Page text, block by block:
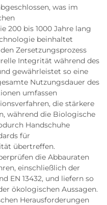
was im
200 bis 1000 Jahre lang
beinhaltet
Zersetzungsprozess
Integrität während des
gewährleistet so eine
Nutzungsdauer des
umfassen
die stärkere
während die Biologische
Handschuhe
für
übertreffen.
die Abbauraten
einschließlich der
EN 13432, und liefern so
ökologischen Aussagen.
Herausforderungen